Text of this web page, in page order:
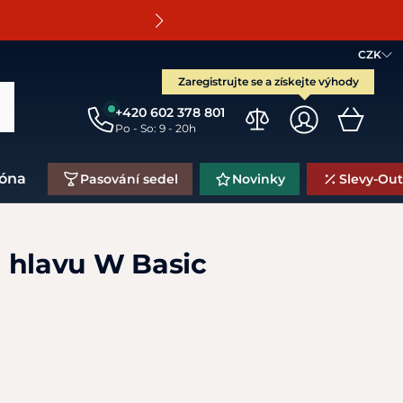
CZK
Zaregistrujte se a získejte výhody
+420 602 378 801
Po - So: 9 - 20h
Pasování sedel Novinky Slevy-
hlavu W Basic